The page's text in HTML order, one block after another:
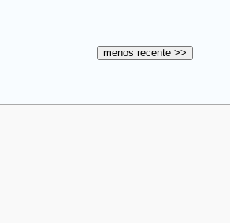
menos recente >>